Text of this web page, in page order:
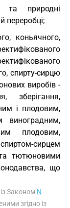
та природні
переробці;
коньячного,
спирту-сирцю
виробів -
зберігання,
і плодовим,
виноградним,
плодовим,
сирцем
тютюновими
що
Законом N
згідно із